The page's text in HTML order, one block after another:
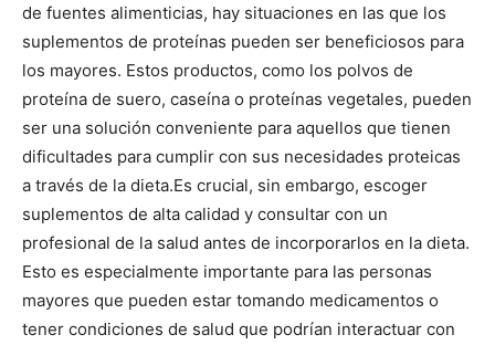
de fuentes alimenticias, hay situaciones en las que los
suplementos de proteínas pueden ser beneficiosos para
los mayores. Estos productos, como los polvos de
proteína de suero, caseína o proteínas vegetales, pueden
ser una solución conveniente para aquellos que tienen
dificultades para cumplir con sus necesidades proteicas
a través de la dieta.Es crucial, sin embargo, escoger
suplementos de alta calidad y consultar con un
profesional de la salud antes de incorporarlos en la dieta.
Esto es especialmente importante para las personas
mayores que pueden estar tomando medicamentos o
tener condiciones de salud que podrían interactuar con